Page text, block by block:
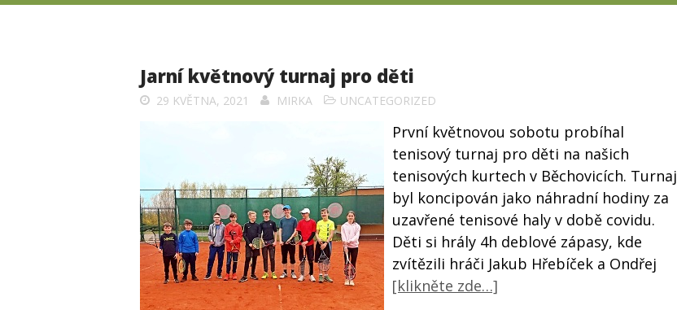
Jarní květnový turnaj pro děti
29 KVĚTNA, 2021 MIRKA UNCATEGORIZED
První květnovou sobotu probíhal
tenisový turnaj pro děti na našich
tenisových kurtech v Běchovicích. Turnaj
byl koncipován jako náhradní hodiny za
uzavřené tenisové haly v době covidu.
Děti si hrály 4h deblové zápasy, kde
zvítězili hráči Jakub Hřebíček a Ondřej
[klikněte zde…]